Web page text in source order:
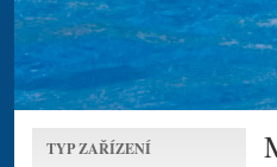
TYP ZAŘÍZENÍ